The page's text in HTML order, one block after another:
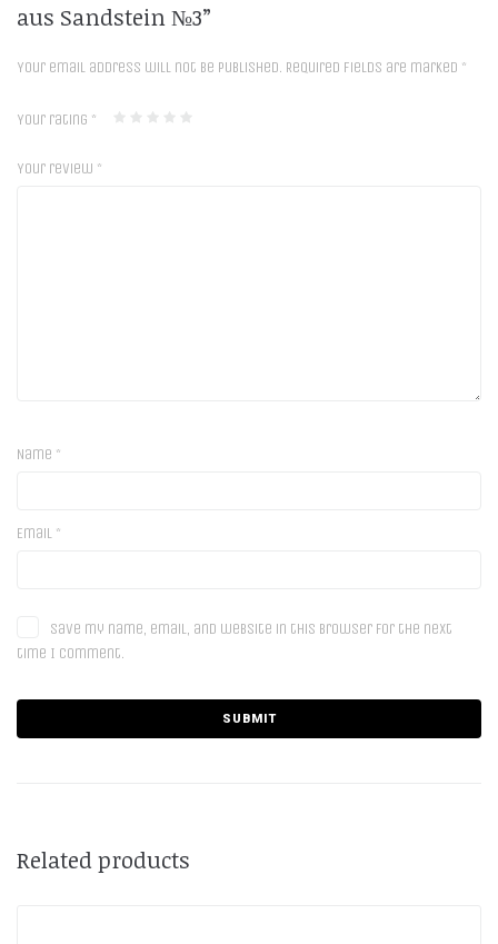
aus Sandstein №3”
Your email address will not be published. Required fields are marked *
Your rating *
Your review *
Name *
Email *
Save my name, email, and website in this browser for the next
time I comment.
Related products